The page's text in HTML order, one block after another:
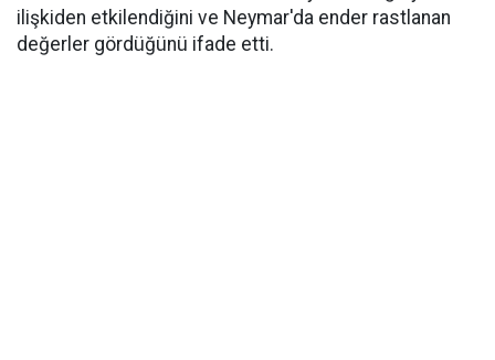
ilişkiden etkilendiğini ve Neymar'da ender rastlanan
değerler gördüğünü ifade etti.